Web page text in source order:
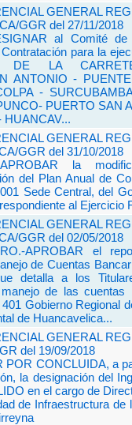
GENERAL
GGR del 27/11/2018
al Comité de
para la
DE LA
ANTONIO -
-
PUERTO SAN
HUANCAV...
GENERAL
GGR del 31/10/2018
la
del Plan Anual de
Sede Central, del
al Ejercicio
GENERAL
GGR del 02/05/2018
APROBAR el
de Cuentas
detalla a los
de las cuentas
Gobierno Regional
de Huancavelica...
GENERAL
del 19/09/2018
POR CONCLUIDA, a
la designación del
en el cargo de
de Infraestructura de